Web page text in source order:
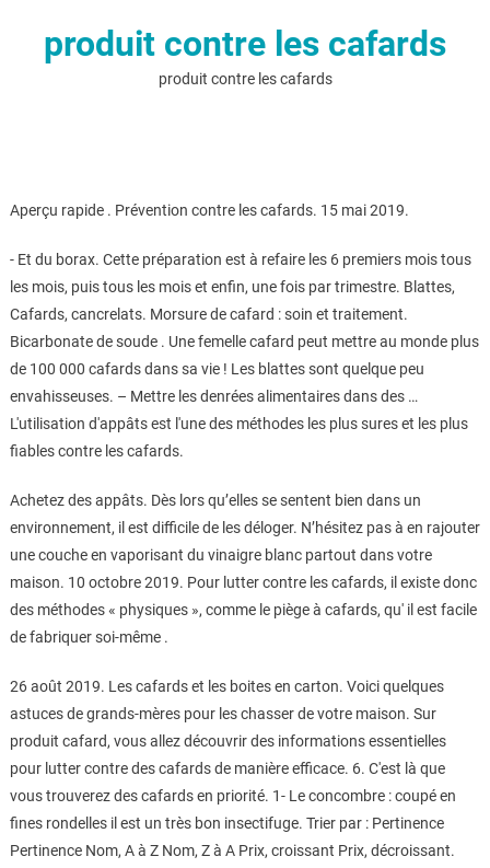
produit contre les cafards
produit contre les cafards
Aperçu rapide . Prévention contre les cafards. 15 mai 2019.
- Et du borax. Cette préparation est à refaire les 6 premiers mois tous
les mois, puis tous les mois et enfin, une fois par trimestre. Blattes,
Cafards, cancrelats. Morsure de cafard : soin et traitement.
Bicarbonate de soude . Une femelle cafard peut mettre au monde plus
de 100 000 cafards dans sa vie ! Les blattes sont quelque peu
envahisseuses. – Mettre les denrées alimentaires dans des …
L'utilisation d'appâts est l'une des méthodes les plus sures et les plus
fiables contre les cafards.
Achetez des appâts. Dès lors qu’elles se sentent bien dans un
environnement, il est difficile de les déloger. N’hésitez pas à en rajouter
une couche en vaporisant du vinaigre blanc partout dans votre
maison. 10 octobre 2019. Pour lutter contre les cafards, il existe donc
des méthodes « physiques », comme le piège à cafards, qu' il est facile
de fabriquer soi-même .
26 août 2019. Les cafards et les boites en carton. Voici quelques
astuces de grands-mères pour les chasser de votre maison. Sur
produit cafard, vous allez découvrir des informations essentielles
pour lutter contre des cafards de manière efficace. 6. C'est là que
vous trouverez des cafards en priorité. 1- Le concombre : coupé en
fines rondelles il est un très bon insectifuge. Trier par : Pertinence
Pertinence Nom, A à Z Nom, Z à A Prix, croissant Prix, décroissant.